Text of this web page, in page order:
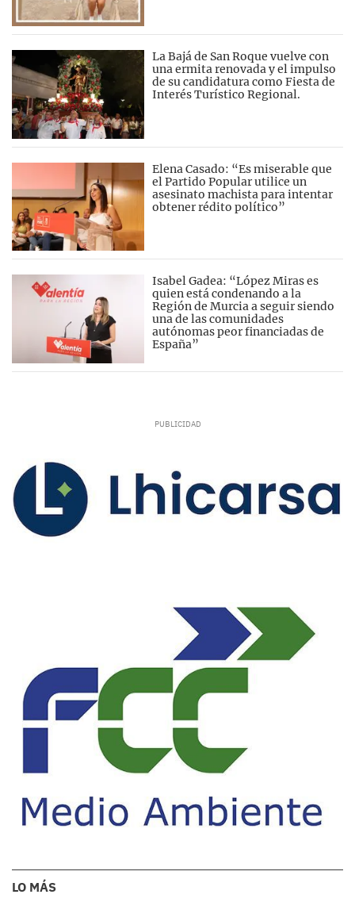
La Bajá de San Roque vuelve con
una ermita renovada y el impulso
de su candidatura como Fiesta de
Interés Turístico Regional.
Elena Casado: “Es miserable que
el Partido Popular utilice un
asesinato machista para intentar
obtener rédito político”
Isabel Gadea: “López Miras es
quien está condenando a la
Región de Murcia a seguir siendo
una de las comunidades
autónomas peor financiadas de
España”
LO MÁS